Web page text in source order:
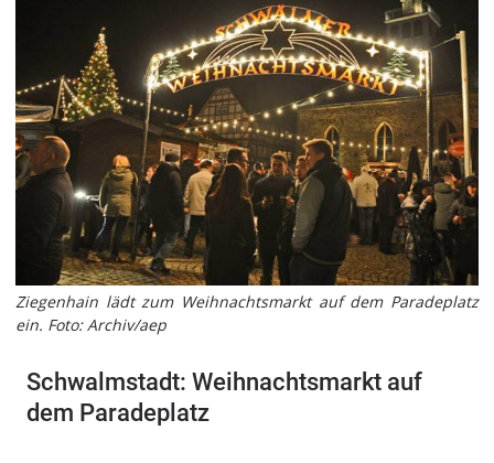
Ziegenhain lädt zum Weihnachtsmarkt auf dem Paradeplatz
ein. Foto: Archiv/aep
Schwalmstadt: Weihnachtsmarkt auf
dem Paradeplatz